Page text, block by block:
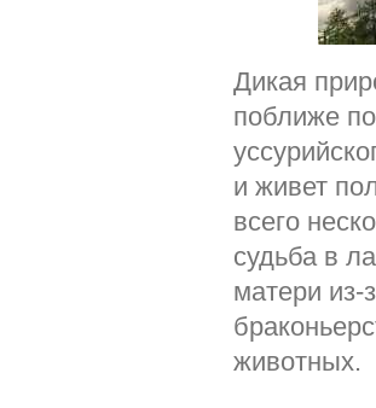
Дикая
поближе
и живет
всего
судьба в
матери из-
животных.